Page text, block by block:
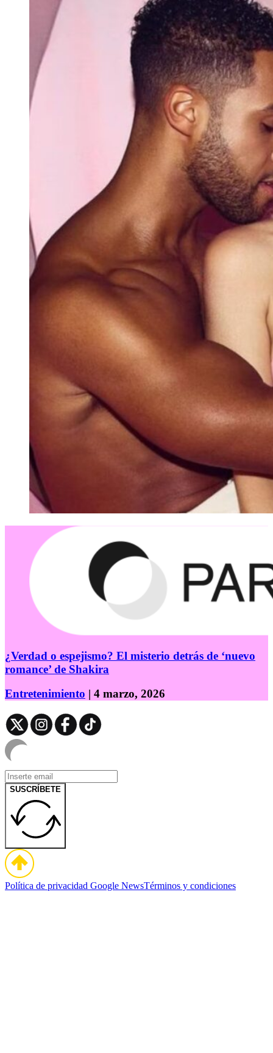
¿Verdad o espejismo? El misterio detrás de ‘nuevo
romance’ de Shakira
Entretenimiento | 4 marzo, 2026
SUSCRÍBETE
Política de privacidad Google NewsTérminos y condiciones